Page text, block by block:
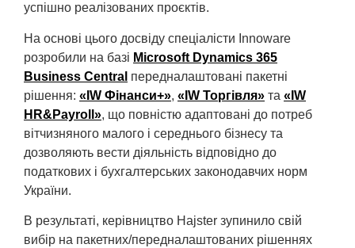
успішно реалізованих проєктів.
На основі цього досвіду спеціалісти Innoware
розробили на базі Microsoft Dynamics 365
Business Central передналаштовані пакетні
рішення: «IW Фінанси+», «IW Торгівля» та «IW
HR&Payroll», що повністю адаптовані до потреб
вітчизняного малого і середнього бізнесу та
дозволяють вести діяльність відповідно до
податкових і бухгалтерських законодавчих норм
України.
В результаті, керівництво Hajster зупинило свій
вибір на пакетних/передналаштованих рішеннях